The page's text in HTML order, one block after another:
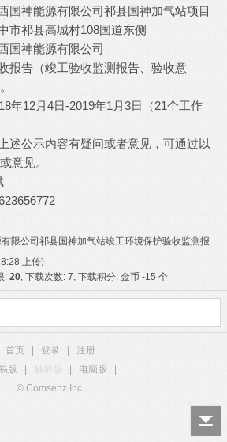
国神能源有限公司祁县国神加气站项 目
市祁县高城村108国道东侧
国神能源有限公司
报告（竣工验收监测报告、验收意
年12月4日-2019年1月3日（21个工作
述公示内容有疑问或者意见，可通过以
意见。
限公司祁县国神加气站竣工环境保护验收监测报
上传)
: 20, 下载次数: 7, 下载积分: 金币 -15 个
首页 登录
注册
版
触屏版 电脑版
© Comsenz Inc.